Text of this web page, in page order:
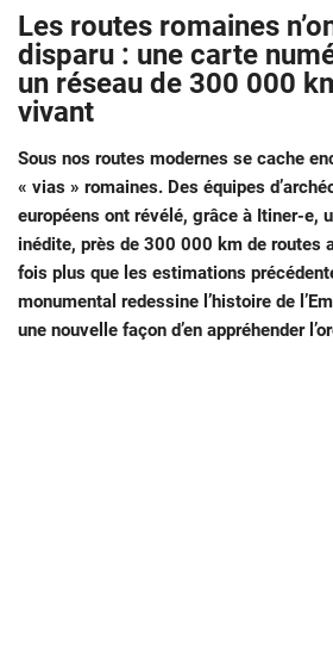
Les routes romaines
disparu : une carte
un réseau de 300 000
vivant
Sous nos routes modernes se cache
« vias » romaines. Des équipes
européens ont révélé, grâce à Itiner-e,
inédite, près de 300 000 km de routes
fois plus que les estimations
monumental redessine l’histoire de
une nouvelle façon d’en appréhender